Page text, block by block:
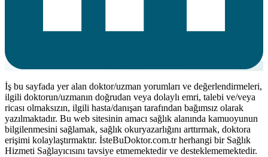
İş bu sayfada yer alan doktor/uzman yorumları ve değerlendirmeleri,
ilgili doktorun/uzmanın doğrudan veya dolaylı emri, talebi ve/veya
ricası olmaksızın, ilgili hasta/danışan tarafından bağımsız olarak
yazılmaktadır. Bu web sitesinin amacı sağlık alanında kamuoyunun
bilgilenmesini sağlamak, sağlık okuryazarlığını arttırmak, doktora
erişimi kolaylaştırmaktır. İsteBuDoktor.com.tr herhangi bir Sağlık
Hizmeti Sağlayıcısını tavsiye etmemektedir ve desteklememektedir.